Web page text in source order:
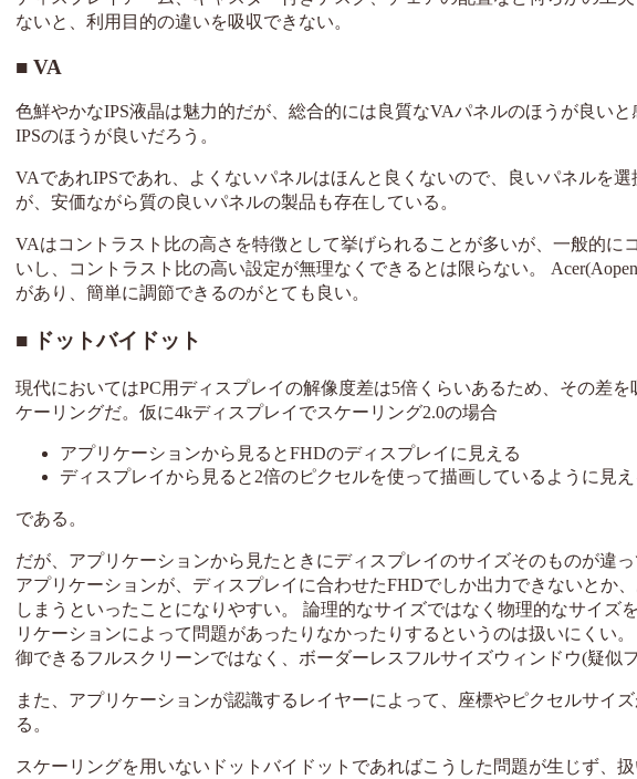
ないと、利用目的の違いを吸収できない。
VA
色鮮やかなIPS液晶は魅力的だが、総合的には良質なVAパネルのほうが良い
IPSのほうが良いだろう。
VAであれIPSであれ、よくないパネルはほんと良くないので、良いパネルを
が、安価ながら質の良いパネルの製品も存在している。
VAはコントラスト比の高さを特徴として挙げられることが多いが、一般的に
いし、コントラスト比の高い設定が無理なくできるとは限らない。
があり、簡単に調節できるのがとても良い。
ドットバイドット
現代においてはPC用ディスプレイの解像度差は5倍くらいあるため、その差
ケーリングだ。仮に4kディスプレイでスケーリング2.0の場合
アプリケーションから見るとFHDのディスプレイに見える
ディスプレイから見ると2倍のピクセルを使って描画しているように見え
である。
だが、アプリケーションから見たときにディスプレイのサイズそのものが違
アプリケーションが、ディスプレイに合わせたFHDでしか出力できないとか
しまうといったことになりやすい。 論理的なサイズではなく物理的なサイ
リケーションによって問題があったりなかったりするというのは扱いにくい
御できるフルスクリーンではなく、ボーダーレスフルサイズウィンドウ(疑似
また、アプリケーションが認識するレイヤーによって、座標やピクセルサイ
る。
スケーリングを用いないドットバイドットであればこうした問題が生じず、